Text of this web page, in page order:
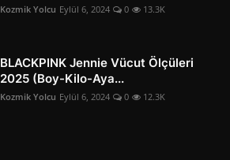
Kozmik Yolcu Eylül 6, 2024 0 13.3K
BLACKPINK Jennie Vücut Ölçüleri
2025 (Boy-Kilo-Aya...
Kozmik Yolcu Eylül 6, 2024 0 12.3K